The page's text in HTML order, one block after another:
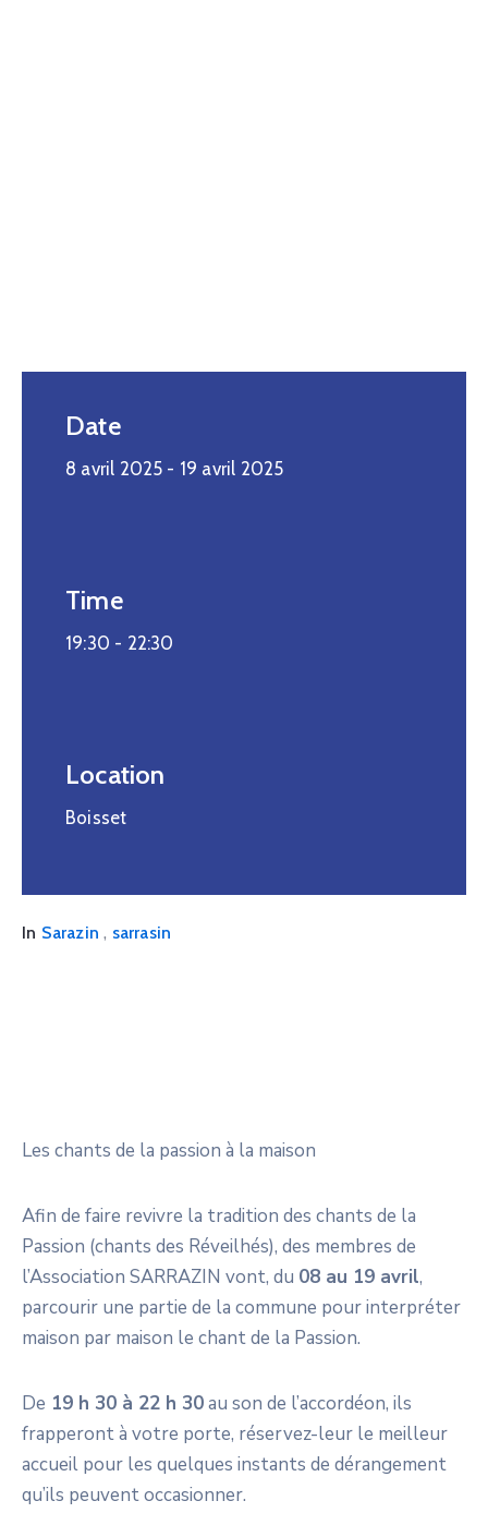
Date
8 avril 2025 - 19 avril 2025
Time
19:30 - 22:30
Location
Boisset
In Sarazin , sarrasin
Les chants de la passion à la maison
Afin de faire revivre la tradition des chants de la
Passion (chants des Réveilhés), des membres de
l’Association SARRAZIN vont, du 08 au 19 avril,
parcourir une partie de la commune pour interpréter
maison par maison le chant de la Passion.
De 19 h 30 à 22 h 30au son de l’accordéon, ils
frapperont à votre porte, réservez-leur le meilleur
accueil pour les quelques instants de dérangement
qu’ils peuvent occasionner.